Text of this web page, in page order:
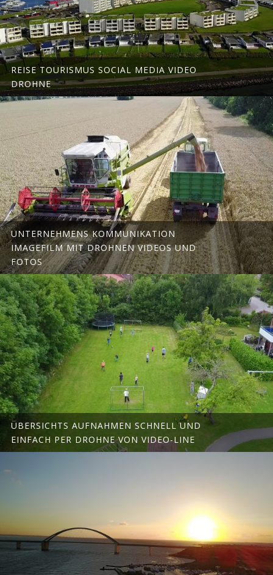
REISE TOURISMUS SOCIAL MEDIA VIDEO
DROHNE
UNTERNEHMENS KOMMUNIKATION
IMAGEFILM MIT DROHNEN VIDEOS UND
FOTOS
ÜBERSICHTS AUFNAHMEN SCHNELL UND
EINFACH PER DROHNE VON VIDEO-LINE